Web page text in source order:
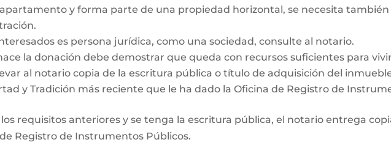
y forma parte de una propiedad horizontal, se necesita también
es persona jurídica, como una sociedad, consulte al notario.
la donación debe demostrar que queda con recursos suficientes para
al notario copia de la escritura pública o título de adquisición del
y Tradición más reciente que le ha dado la Oficina de Registro de
requisitos anteriores y se tenga la escritura pública, el notario entrega
Registro de Instrumentos Públicos.